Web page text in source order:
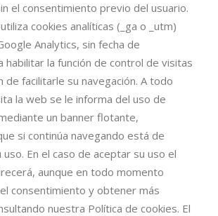
el consentimiento previo del usuario.
cookies analíticas (_ga o _utm)
Analytics, sin fecha de
habilitar la función de control de visitas
de facilitarle su navegación. A todo
la web se le informa del uso de
un banner flotante,
si continúa navegando está de
uso. En el caso de aceptar su uso el
aunque en todo momento
consentimiento y obtener más
nuestra Política de cookies. El